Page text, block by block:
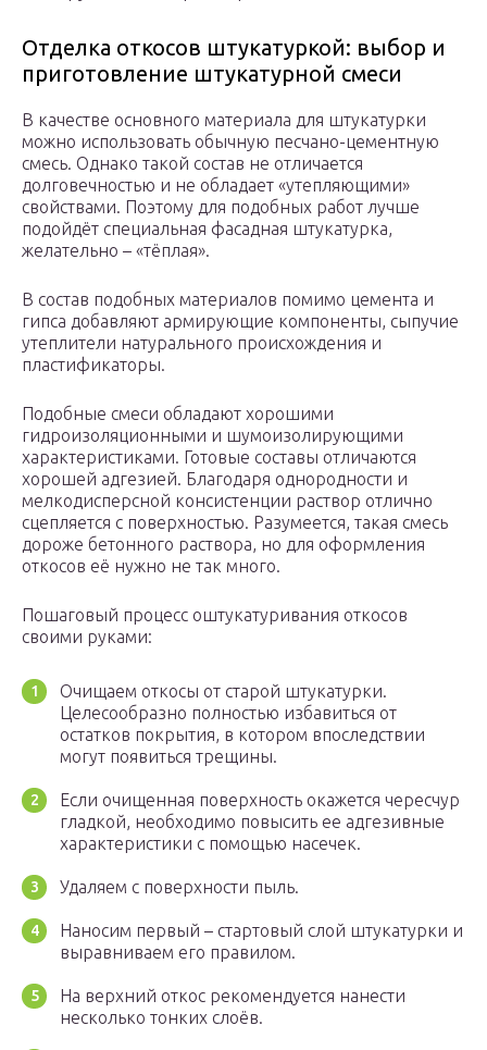
Отделка откосов штукатуркой: выбор и
приготовление штукатурной смеси
В качестве основного материала для штукатурки
можно использовать обычную песчано-цементную
смесь. Однако такой состав не отличается
долговечностью и не обладает «утепляющими»
свойствами. Поэтому для подобных работ лучше
подойдёт специальная фасадная штукатурка,
желательно – «тёплая».
В состав подобных материалов помимо цемента и
гипса добавляют армирующие компоненты, сыпучие
утеплители натурального происхождения и
пластификаторы.
Подобные смеси обладают хорошими
гидроизоляционными и шумоизолирующими
характеристиками. Готовые составы отличаются
хорошей адгезией. Благодаря однородности и
мелкодисперсной консистенции раствор отлично
сцепляется с поверхностью. Разумеется, такая смесь
дороже бетонного раствора, но для оформления
откосов её нужно не так много.
Пошаговый процесс оштукатуривания откосов
своими руками:
Очищаем откосы от старой штукатурки.
Целесообразно полностью избавиться от
остатков покрытия, в котором впоследствии
могут появиться трещины.
Если очищенная поверхность окажется чересчур
гладкой, необходимо повысить ее адгезивные
характеристики с помощью насечек.
Удаляем с поверхности пыль.
Наносим первый – стартовый слой штукатурки и
выравниваем его правилом.
На верхний откос рекомендуется нанести
несколько тонких слоёв.